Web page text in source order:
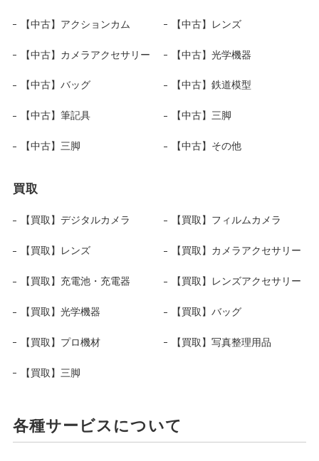
【中古】アクションカム 【中古】レンズ
【中古】カメラアクセサリー 【中古】光学機器
【中古】バッグ 【中古】鉄道模型
【中古】筆記具 【中古】三脚
【中古】三脚 【中古】その他
買取
【買取】デジタルカメラ 【買取】フィルムカメラ
【買取】レンズ 【買取】カメラアクセサリー
【買取】充電池・充電器 【買取】レンズアクセサリー
【買取】光学機器 【買取】バッグ
【買取】プロ機材 【買取】写真整理用品
【買取】三脚
各種サービスについて